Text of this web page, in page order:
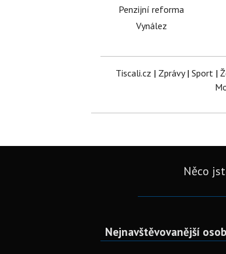
Penzijní reforma
Vynález
Tiscali.cz | Zprávy| Sport|
Něco
Nejnavštěvovanější